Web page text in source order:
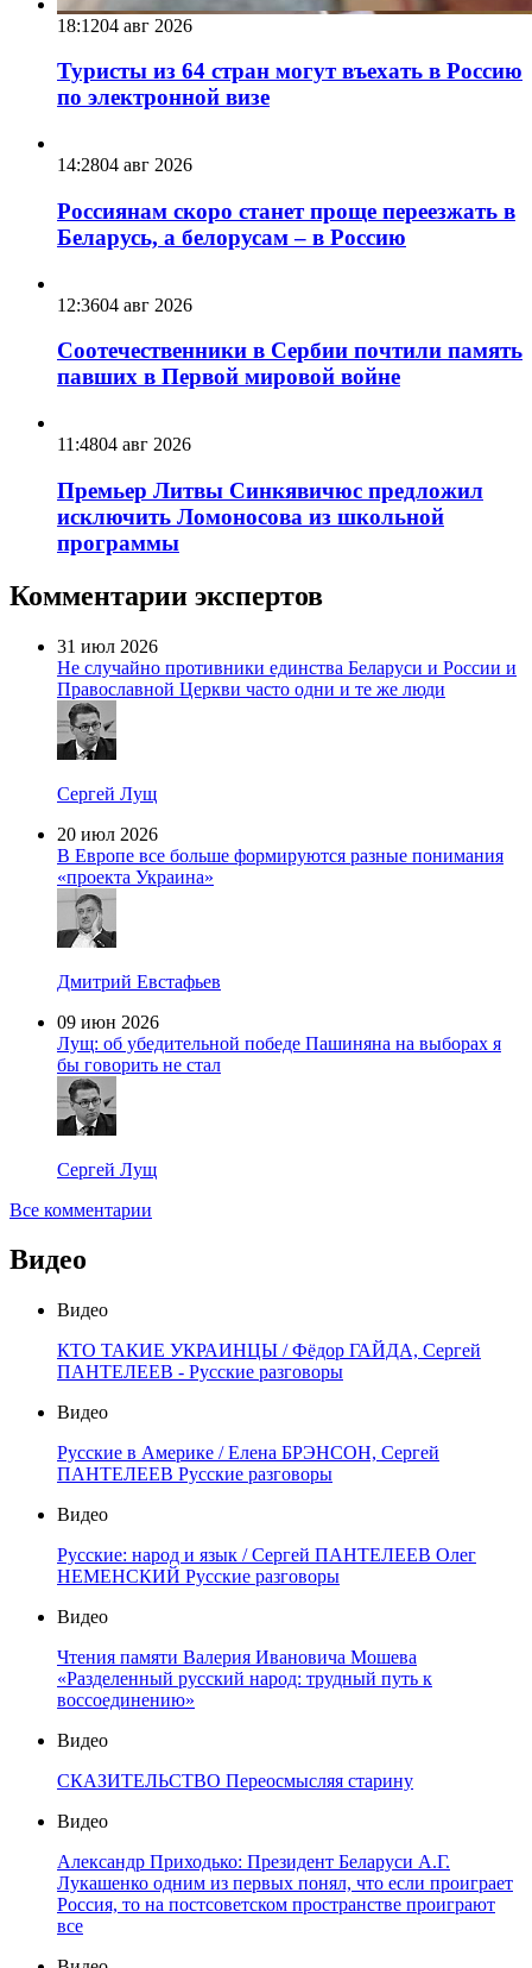
18:1204 авг 2026
Туристы из 64 стран могут въехать в Россию
по электронной визе
14:2804 авг 2026
Россиянам скоро станет проще переезжать в
Беларусь, а белорусам – в Россию
12:3604 авг 2026
Соотечественники в Сербии почтили память
павших в Первой мировой войне
11:4804 авг 2026
Премьер Литвы Синкявичюс предложил
исключить Ломоносова из школьной
программы
Комментарии экспертов
31 июл 2026
Не случайно противники единства Беларуси и России и
Православной Церкви часто одни и те же люди
Сергей Лущ
20 июл 2026
В Европе все больше формируются разные понимания
«проекта Украина»
Дмитрий Евстафьев
09 июн 2026
Лущ: об убедительной победе Пашиняна на выборах я
бы говорить не стал
Сергей Лущ
Все комментарии
Видео
Видео
КТО ТАКИЕ УКРАИНЦЫ / Фёдор ГАЙДА, Сергей
ПАНТЕЛЕЕВ - Русские разговоры
Видео
Русские в Америке / Елена БРЭНСОН, Сергей
ПАНТЕЛЕЕВ Русские разговоры
Видео
Русские: народ и язык / Сергей ПАНТЕЛЕЕВ Олег
НЕМЕНСКИЙ Русские разговоры
Видео
Чтения памяти Валерия Ивановича Мошева
«Разделенный русский народ: трудный путь к
воссоединению»
Видео
СКАЗИТЕЛЬСТВО Переосмысляя старину
Видео
Александр Приходько: Президент Беларуси А.Г.
Лукашенко одним из первых понял, что если проиграет
Россия, то на постсоветском пространстве проиграют
все